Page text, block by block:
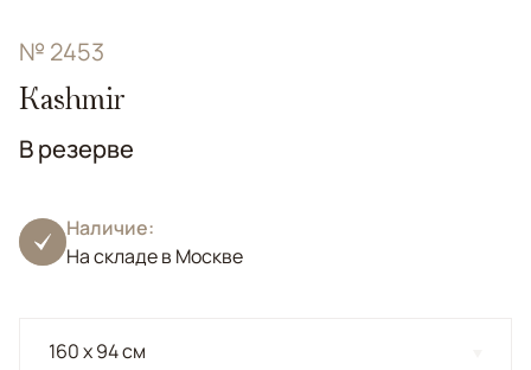
№ 2453
Kashmir
В резерве
Наличие:
На складе в Москве
160 x 94 см